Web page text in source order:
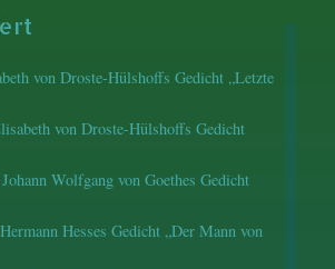
von Droste-Hülshoffs Gedicht „Letzte
von Droste-Hülshoffs Gedicht
Johann Wolfgang von Goethes Gedicht
Hermann Hesses Gedicht „Der Mann von